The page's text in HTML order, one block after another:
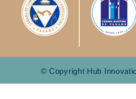
© Copyright Hub